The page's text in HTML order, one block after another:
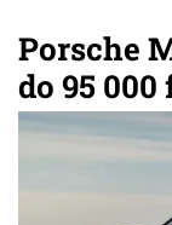
Porsche
do 95